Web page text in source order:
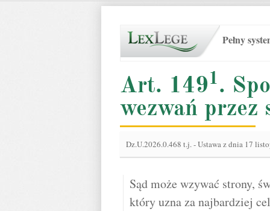
Pełny
Art. 1491.
wezwań przez
Dz.U.2026.0.468 t.j.-Ustawa z dnia 17
Sąd może wzywać strony,
który uzna za najbardziej